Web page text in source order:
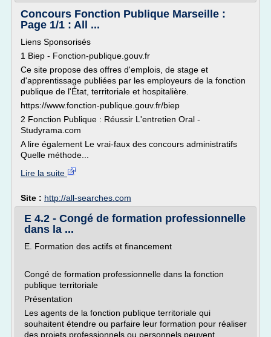
Concours Fonction Publique Marseille :
Page 1/1 : All ...
Liens Sponsorisés
1 Biep - Fonction-publique.gouv.fr
Ce site propose des offres d'emplois, de stage et
d'apprentissage publiées par les employeurs de la fonction
publique de l'État, territoriale et hospitalière.
https://www.fonction-publique.gouv.fr/biep
2 Fonction Publique : Réussir L'entretien Oral -
Studyrama.com
A lire également Le vrai-faux des concours administratifs
Quelle méthode...
Lire la suite
Site : http://all-searches.com
E 4.2 - Congé de formation professionnelle
dans la ...
E. Formation des actifs et financement
Congé de formation professionnelle dans la fonction
publique territoriale
Présentation
Les agents de la fonction publique territoriale qui
souhaitent étendre ou parfaire leur formation pour réaliser
des projets professionnels ou personnels peuvent